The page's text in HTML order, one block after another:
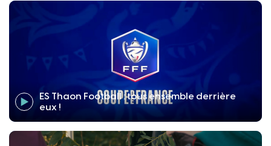
ES Thaon Football : tous ensemble derrière
eux !